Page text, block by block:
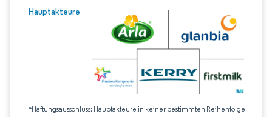
Hauptakteure
*Haftungsausschluss: Hauptakteure in keiner bestimmten Reihenfolge